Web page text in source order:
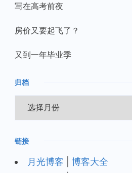
写在高考前夜
房价又要起飞了？
又到一年毕业季
归档
档
链接
月光博客
博客大全